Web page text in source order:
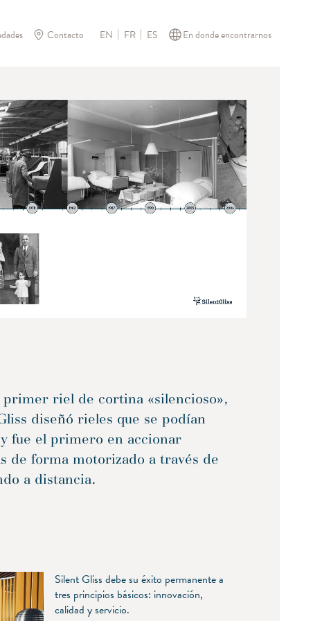
Contacto EN FR ES En donde encontrarnos
primer riel de cortina «silencioso»,
diseñó rieles que se podían
fue el primero en accionar
de forma motorizado a través de
a distancia.
Silent Gliss debe su éxito permanente a
tres principios básicos: innovación,
calidad y servicio.